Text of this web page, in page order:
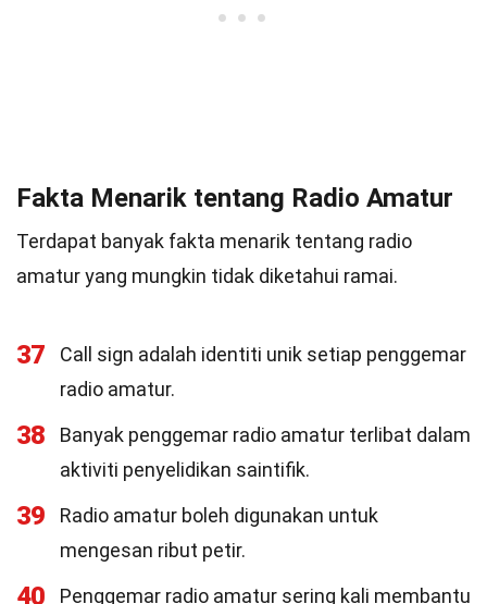
Fakta Menarik tentang Radio Amatur
Terdapat banyak fakta menarik tentang radio
amatur yang mungkin tidak diketahui ramai.
37
Call sign adalah identiti unik setiap penggemar
radio amatur.
38
Banyak penggemar radio amatur terlibat dalam
aktiviti penyelidikan saintifik.
39
Radio amatur boleh digunakan untuk
mengesan ribut petir.
40 Penggemar radio amatur sering kali membantu